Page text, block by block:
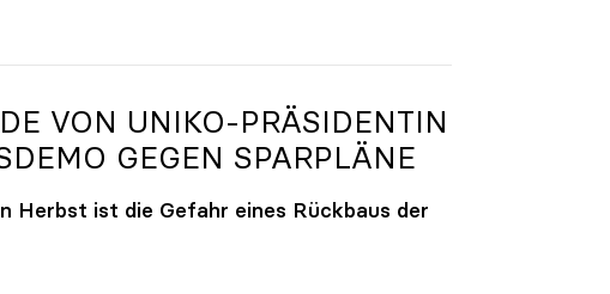
VON UNIKO-PRÄSIDENTIN
GEGEN SPARPLÄNE
Herbst ist die Gefahr eines Rückbaus der